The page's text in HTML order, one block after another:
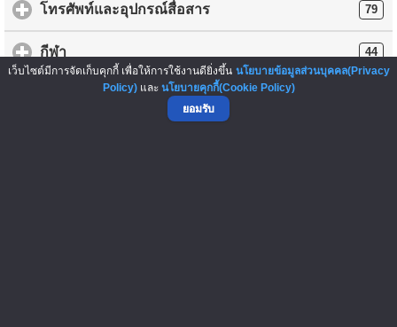
โทรศัพท์และอุปกรณ์สื่อสาร 79
กีฬา 44
กล้องและอุปกรณ์
เว็บไซต์มีการจัดเก็บคุกกี้ เพื่อให้การใช้งานดียิ่งขึ้น นโยบายข้อมูลส่วนบุคคล(Privacy
Policy)และ นโยบายคุกกี้(Cookie Policy)
ยอมรับ